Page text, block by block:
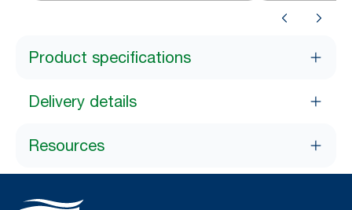
Product specifications
Delivery details
Resources